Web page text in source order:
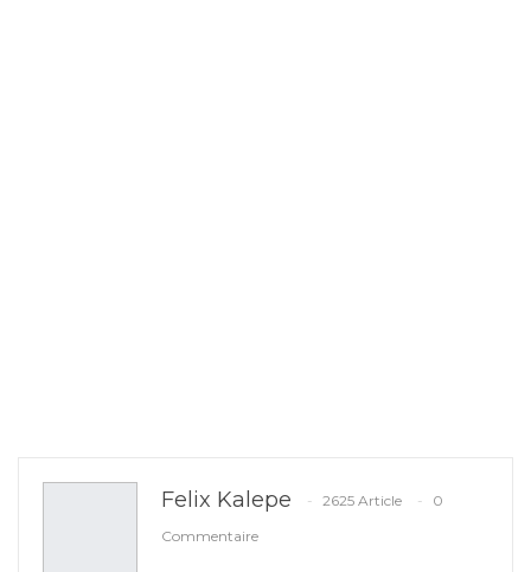
Felix Kalepe 2625 Article
0
Commentaire